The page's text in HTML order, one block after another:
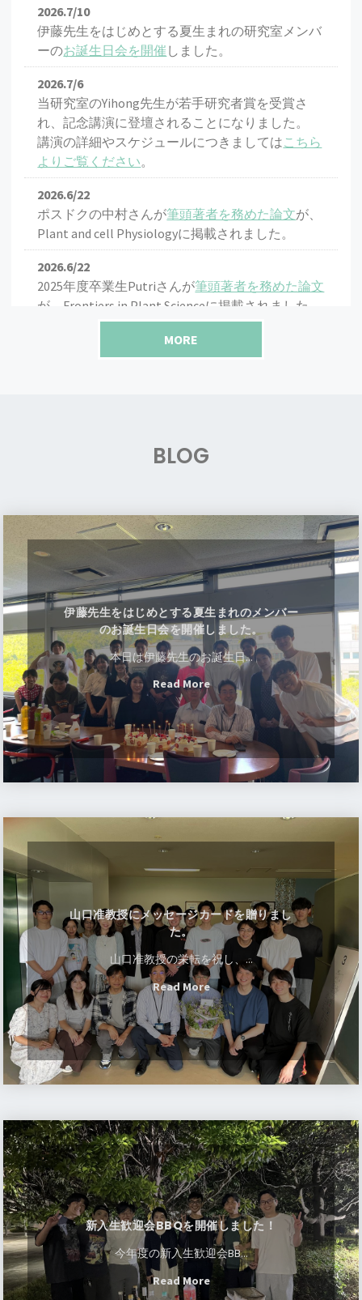
2026.7/10
伊藤先生をはじめとする夏生まれの研究室メンバ
ーのお誕生日会を開催 しました。
2026.7/6
当研究室のYihong先生が若手研究者賞を受賞さ
れ、記念講演に登壇されることになりました。
講演の詳細やスケジュールにつきましてはこちら
よりご覧ください。
2026.6/22
ポスドクの中村さんが筆頭著者を務めた論文が、
Plant and cell Physiologyに掲載されました。
2026.6/22
2025年度卒業生Putriさんが筆頭著者を務めた論文
が、Frontiers in Plant Scienceに掲載されました。
新入生歓迎会を開催しました。
R7年度学位記授与式が行われ、
2026.3/24
M2石山さんとD3古田くんが
最優秀学生賞（博士
前期課程・博士後期課程）を受賞
しました。おめ
でとうございます！
2026.3/15
白川客員准教授が2026年度日本植物生理学会奨励
賞を受賞しました。
2026.3/15
D1 Febriさんが第67回日本植物生理学会年会にお
いて、PCPポスター賞を受賞しました。おめでと
うございます！
2026.1/6
2025.12/19
タイチュラロンコン大との共同研究の論文
“Unraveling the role of Cullin3 of E3 ubiquitin ligase
in salt stress tolerance via proteomics”がBMC
Plant Biologyにアクセプトされました。
2025.10/29
M2石山さんが学変A「植物気候フィードバック」
第3回若手の会において口頭発表賞を受賞しまし
た。おめでとうございます！
2025.10/28
D3古田君とD1前田君が学変A「挑戦的両性花原
理」若手の会2025において口頭発表賞を受賞しま
2025.8/26
白川助教が令和7年度バイオ領域賞を受賞しまし
た。
2025.7/1
伊藤教授らの論文がPlant Cellに掲載されまし
た。 詳しくはこちらからご覧ください。
2025.7/1
MORE
BLOG
先
生
を
じ
め
と
す
る
夏
生
ま
の
メ
ン
バ
ー
の
会
を
開
ま
し
た。
伊藤先生をはじめとする夏生まれのメンバー
のお誕生日会を開催しました。
本日は伊藤先生のお誕生日...
Read More"伊
藤
先
生
を
は
と
夏
生
ま
れ
の
メ
ン
バ
ー
の
誕
生
日
会
を
開
催
し
ま
山
口
准
教
授
に
ジ
カ
贈
り
ま
し
た。
山口准教授にメッセージカードを贈りまし
た。
山口准教授の栄転を祝し、...
Read More"山
口
准
教
授
に
ッ
セ
ー
ジ
カ
ー
ド
を
贈
新
入
生
歓
迎
会
BBQ
を
開
新入生歓迎会BBQを開催しました！
今年度の新入生歓迎会BB...
Read More"新